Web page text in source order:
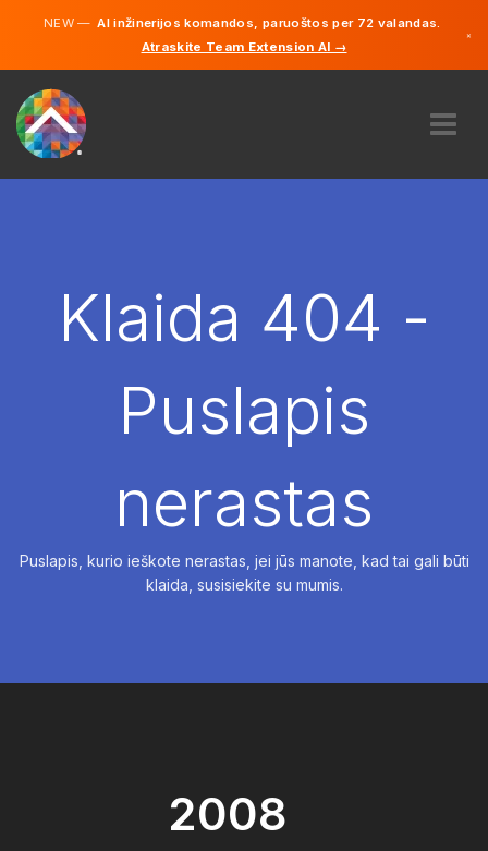
NEW —AI inžinerijos komandos, paruoštos per 72 valandas.
Atraskite Team Extension AI →
×
SAMDYTI
Anglų
Klaida 404 -
Puslapis
nerastas
Puslapis, kurio ieškote nerastas, jei jūs manote, kad tai gali būti
klaida, susisiekite su mumis.
2008